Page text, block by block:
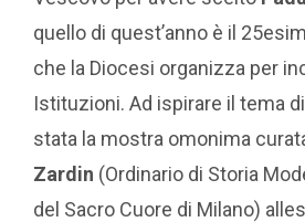
quello di quest’anno è il
che la Diocesi organizza per
Istituzioni. Ad ispirare il tema
stata la mostra omonima
Zardin (Ordinario di Storia
del Sacro Cuore di Milano)